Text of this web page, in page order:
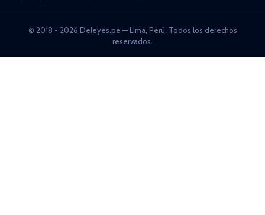
© 2018 - 2026 Deleyes.pe — Lima, Perú. Todos los derechos
reservados.